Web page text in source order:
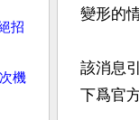
招
機
變形的
該消息
下爲官